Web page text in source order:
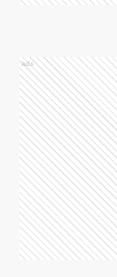
Ads